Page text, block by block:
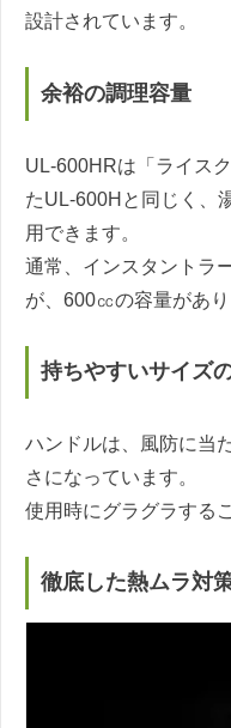
設計されています。
余裕の調理容量
UL-600HRは「ライス
たUL-600Hと同じく、
用できます。
通常、インスタントラ
が、600㏄の容量があ
持ちやすいサイズ
ハンドルは、風防に当
さになっています。
使用時にグラグラする
徹底した熱ムラ対